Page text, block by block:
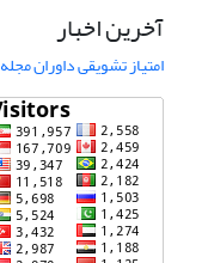
آخرین اخبار
امتیاز تشویقی داوران مجله